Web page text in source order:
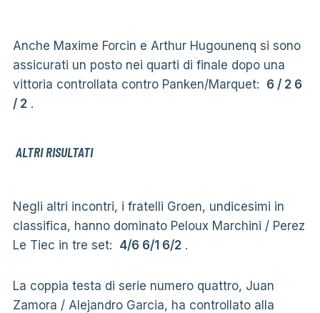
Anche Maxime Forcin e Arthur Hugounenq si sono
assicurati un posto nei quarti di finale dopo una
vittoria controllata contro Panken/Marquet: 6 / 2 6
/ 2.
ALTRI RISULTATI
Negli altri incontri, i fratelli Groen, undicesimi in
classifica, hanno dominato Peloux Marchini / Perez
Le Tiec in tre set: 4/6 6/1 6/2.
La coppia testa di serie numero quattro, Juan
Zamora / Alejandro Garcia, ha controllato alla